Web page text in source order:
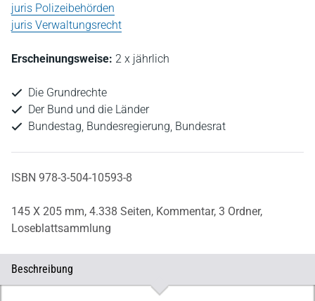
juris Polizeibehörden
juris Verwaltungsrecht
Erscheinungsweise: 2 x jährlich
Die Grundrechte
Der Bund und die Länder
Bundestag, Bundesregierung, Bundesrat
ISBN 978-3-504-10593-8
145 X 205 mm, 4.338 Seiten, Kommentar, 3 Ordner,
Loseblattsammlung
Beschreibung